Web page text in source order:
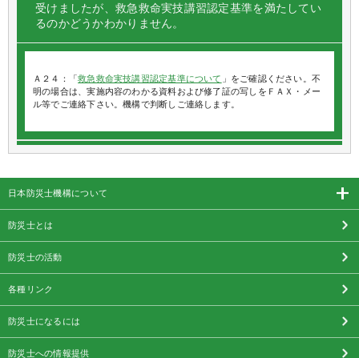
受けましたが、救急救命実技講習認定基準を満たしてい
るのかどうかわかりません。
Ａ２４：「救急救命実技講習認定基準について 」をご確認ください。不
明の場合は、実施内容のわかる資料および修了証の写しをＦＡＸ・メー
ル等でご連絡下さい。機構で判断しご連絡します。
日本防災士機構について
防災士とは
防災士の活動
各種リンク
防災士になるには
防災士への情報提供